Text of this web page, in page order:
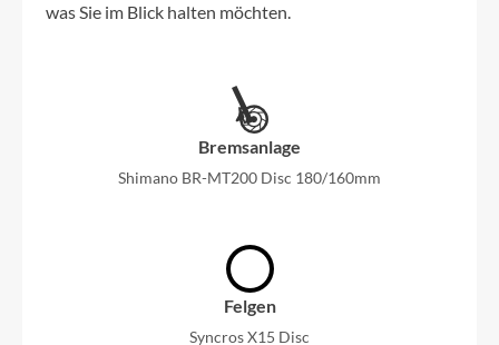
was Sie im Blick halten möchten.
Bremsanlage
Shimano BR-MT200 Disc 180/160mm
Felgen
Syncros X15 Disc